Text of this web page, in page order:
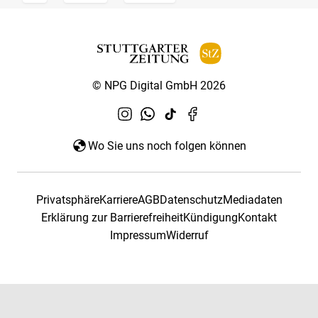
© NPG Digital GmbH 2026
Wo Sie uns noch folgen können
PrivatsphäreKarriereAGBDatenschutzMediadaten
Erklärung zur BarrierefreiheitKündigungKontakt
ImpressumWiderruf